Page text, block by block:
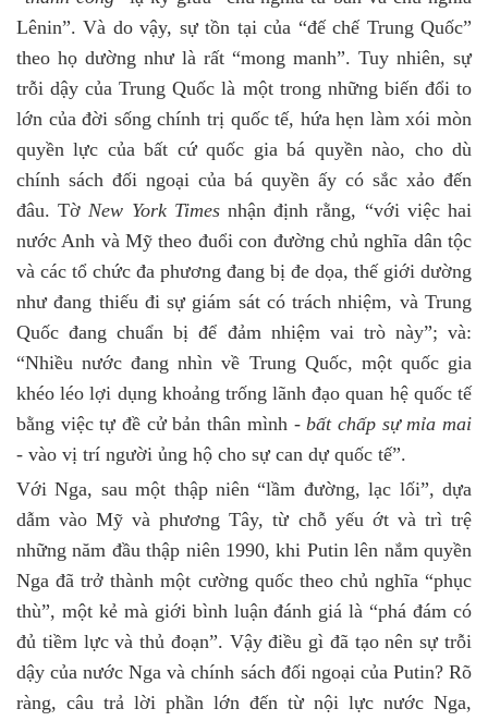
Lênin”. Và do vậy, sự tồn tại của “đế chế Trung Quốc”
theo họ dường như là rất “mong manh”. Tuy nhiên, sự
trỗi dậy của Trung Quốc là một trong những biến đổi to
lớn của đời sống chính trị quốc tế, hứa hẹn làm xói mòn
quyền lực của bất cứ quốc gia bá quyền nào, cho dù
chính sách đối ngoại của bá quyền ấy có sắc xảo đến
đâu. TờNew York Timesnhận định rằng, “với việc hai
nước Anh và Mỹ theo đuổi con đường chủ nghĩa dân tộc
và các tổ chức đa phương đang bị đe dọa, thế giới dường
như đang thiếu đi sự giám sát có trách nhiệm, và Trung
Quốc đang chuẩn bị để đảm nhiệm vai trò này”; và:
“Nhiều nước đang nhìn về Trung Quốc, một quốc gia
khéo léo lợi dụng khoảng trống lãnh đạo quan hệ quốc tế
bằng việc tự đề cử bản thân mình -bất chấp sự mỉa mai
- vào vị trí người ủng hộ cho sự can dự quốc tế”.
Với Nga, sau một thập niên “lầm đường, lạc lối”, dựa
dẫm vào Mỹ và phương Tây, từ chỗ yếu ớt và trì trệ
những năm đầu thập niên 1990, khi Putin lên nắm quyền
Nga đã trở thành một cường quốc theo chủ nghĩa “phục
thù”, một kẻ mà giới bình luận đánh giá là “phá đám có
đủ tiềm lực và thủ đoạn”. Vậy điều gì đã tạo nên sự trỗi
dậy của nước Nga và chính sách đối ngoại của Putin? Rõ
ràng, câu trả lời phần lớn đến từ nội lực nước Nga,